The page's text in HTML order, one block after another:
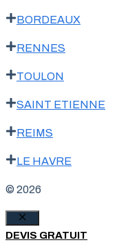
BORDEAUX
RENNES
TOULON
SAINT ETIENNE
REIMS
LE HAVRE
© 2026
Fermer
DEVIS GRATUIT